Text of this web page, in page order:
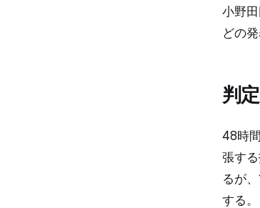
小野
どの
判定
48時
張す
るが
する。